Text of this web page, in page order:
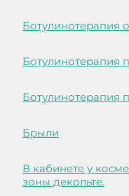
Ботулинотерапия
Ботулинотерапия
Ботулинотерапия
Брыли
В кабинете у
зоны декольте.